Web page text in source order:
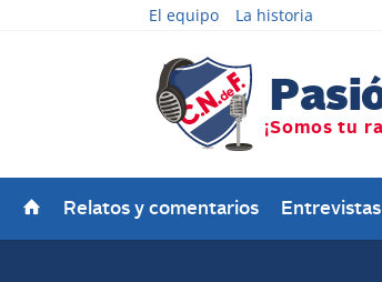
El equipo La historia
Relatos y comentarios Entrevistas